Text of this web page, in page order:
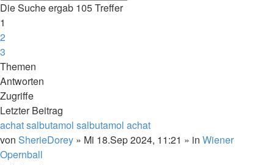
Die Suche ergab 105 Treffer
1
2
3
Nächste
Themen
Antworten
Zugriffe
Letzter Beitrag
achat salbutamol salbutamol achat
von SherieDorey » Mi 18.Sep 2024, 11:21 » in Wiener
Opernball